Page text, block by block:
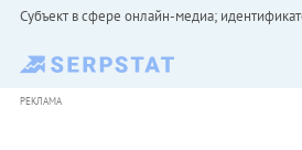
Субъект в сфере онлайн-медиа;
РЕКЛАМА